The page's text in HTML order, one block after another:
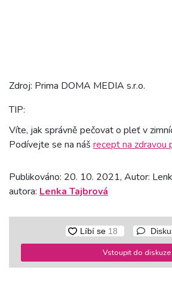
Zdroj: Prima DOMA MEDIA s.r.o.
TIP:
Víte, jak správně pečovat o pleť v
Podívejte se na náš recept na zdravou
Publikováno: 20. 10. 2021, Autor:
autora: Lenka Tajbrová
Vstoupit do diskuze